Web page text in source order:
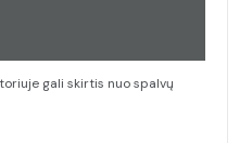
gali skirtis nuo spalvų